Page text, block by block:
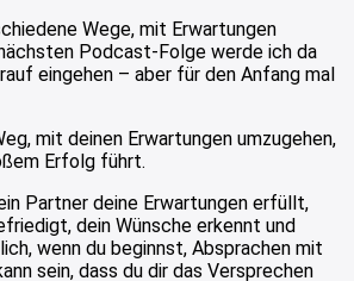
Wege, mit Erwartungen
Podcast-Folge werde ich da
eingehen – aber für den Anfang mal
mit deinen Erwartungen umzugehen,
Erfolg führt.
Partner deine Erwartungen erfüllt,
dein Wünsche erkennt und
wenn du beginnst, Absprachen mit
sein, dass du dir das Versprechen